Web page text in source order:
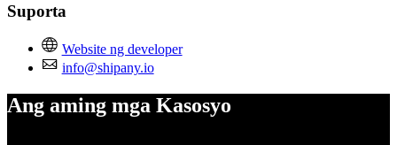
Suporta
Website ng developer
info@shipany.io
Ang aming mga Kasosyo